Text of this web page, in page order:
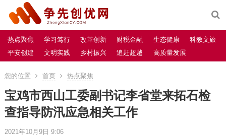
热点聚焦 学习笃行 改革创新 财税金融 生态健康
科教文旅
平安创建
文明实践 乡村振兴 追赶超越 高质量发展
您的位置 首页 热点聚焦
宝鸡市西山工委副书记李省堂来拓石检
查指导防汛应急相关工作
2021年10月9日 9:06